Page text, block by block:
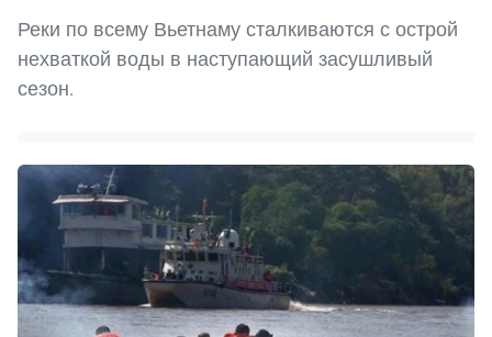
Реки по всему Вьетнаму сталкиваются с острой
нехваткой воды в наступающий засушливый
сезон.